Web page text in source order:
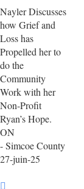
Nayler Discusses
how Grief and
Loss has
Propelled her to
do the
Community
Work with her
Non-Profit
Ryan’s Hope.
ON
- Simcoe County
27-juin-25